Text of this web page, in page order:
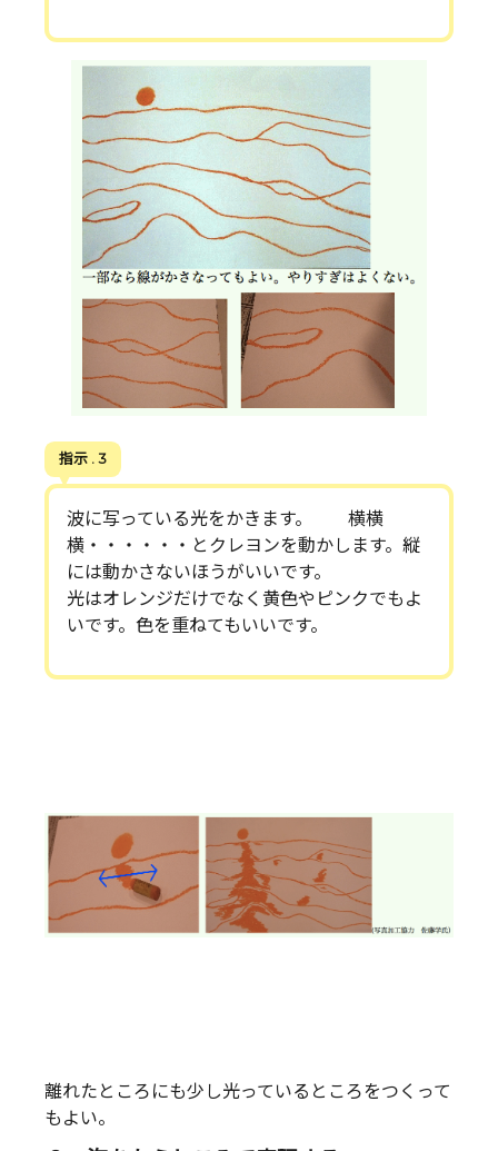
指示 . 3
波に写っている光をかきます。 横横
横・・・・・・とクレヨンを動かします。縦
には動かさないほうがいいです。
光はオレンジだけでなく黄色やピンクでもよ
いです。色を重ねてもいいです。
離れたところにも少し光っているところをつくって
もよい。